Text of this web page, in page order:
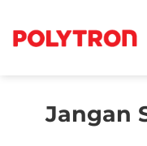
content
Jangan